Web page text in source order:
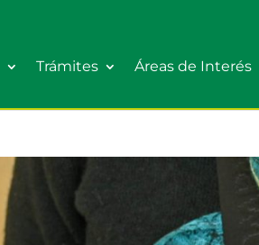
Trámites Áreas de Interés